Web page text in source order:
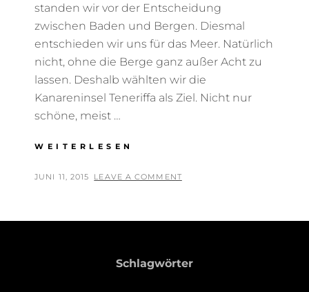
standen wir vor der Entscheidung
zwischen Baden und Bergen. Diesmal
entschieden wir uns für das Meer. Natürlich
nicht, ohne die Berge ganz außer Acht zu
lassen. Deshalb wählten wir die
Kanareninsel Teneriffa als Ziel. Nicht nur
schöne, meist …
WEITERLESEN
2015
POSTED
JUNI 11, 2015 BY
T
LEAVE A COMMENT
Schlagwörter